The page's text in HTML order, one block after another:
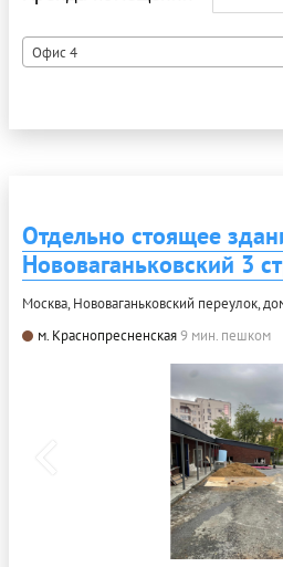
Офис 4
Отдельно стоящее
Нововаганьковский 3
Москва, Нововаганьковский переулок,
м. Краснопресненская9 мин. пешком